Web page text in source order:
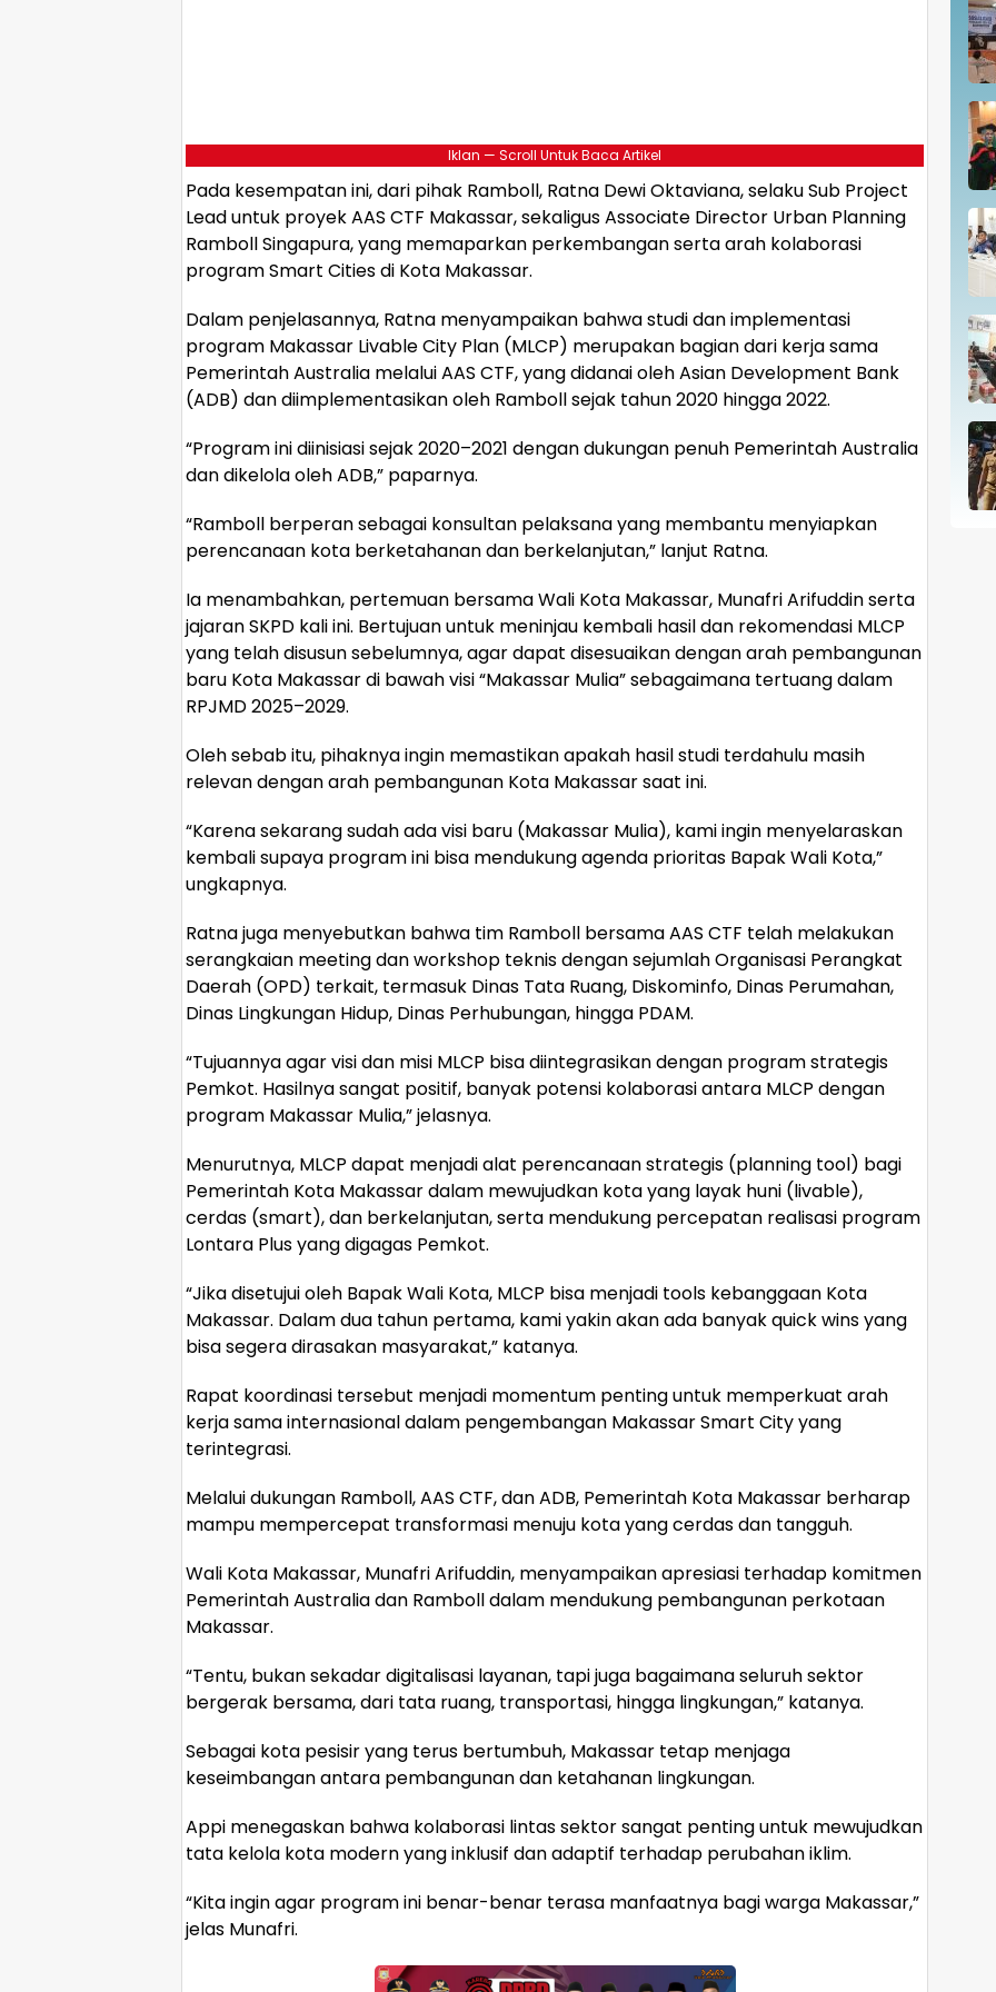
Iklan — Scroll Untuk Baca Artikel
Pada kesempatan ini, dari pihak Ramboll, Ratna Dewi Oktaviana, selaku Sub Project
Lead untuk proyek AAS CTF Makassar, sekaligus Associate Director Urban Planning
Ramboll Singapura, yang memaparkan perkembangan serta arah kolaborasi
program Smart Cities di Kota Makassar.
Dalam penjelasannya, Ratna menyampaikan bahwa studi dan implementasi
program Makassar Livable City Plan (MLCP) merupakan bagian dari kerja sama
Pemerintah Australia melalui AAS CTF, yang didanai oleh Asian Development Bank
(ADB) dan diimplementasikan oleh Ramboll sejak tahun 2020 hingga 2022.
“Program ini diinisiasi sejak 2020–2021 dengan dukungan penuh Pemerintah Australia
dan dikelola oleh ADB,” paparnya.
“Ramboll berperan sebagai konsultan pelaksana yang membantu menyiapkan
perencanaan kota berketahanan dan berkelanjutan,” lanjut Ratna.
Ia menambahkan, pertemuan bersama Wali Kota Makassar, Munafri Arifuddin serta
jajaran SKPD kali ini. Bertujuan untuk meninjau kembali hasil dan rekomendasi MLCP
yang telah disusun sebelumnya, agar dapat disesuaikan dengan arah pembangunan
baru Kota Makassar di bawah visi “Makassar Mulia” sebagaimana tertuang dalam
RPJMD 2025–2029.
Oleh sebab itu, pihaknya ingin memastikan apakah hasil studi terdahulu masih
relevan dengan arah pembangunan Kota Makassar saat ini.
“Karena sekarang sudah ada visi baru (Makassar Mulia), kami ingin menyelaraskan
kembali supaya program ini bisa mendukung agenda prioritas Bapak Wali Kota,”
ungkapnya.
Ratna juga menyebutkan bahwa tim Ramboll bersama AAS CTF telah melakukan
serangkaian meeting dan workshop teknis dengan sejumlah Organisasi Perangkat
Daerah (OPD) terkait, termasuk Dinas Tata Ruang, Diskominfo, Dinas Perumahan,
Dinas Lingkungan Hidup, Dinas Perhubungan, hingga PDAM.
“Tujuannya agar visi dan misi MLCP bisa diintegrasikan dengan program strategis
Pemkot. Hasilnya sangat positif, banyak potensi kolaborasi antara MLCP dengan
program Makassar Mulia,” jelasnya.
Menurutnya, MLCP dapat menjadi alat perencanaan strategis (planning tool) bagi
Pemerintah Kota Makassar dalam mewujudkan kota yang layak huni (livable),
cerdas (smart), dan berkelanjutan, serta mendukung percepatan realisasi program
Lontara Plus yang digagas Pemkot.
“Jika disetujui oleh Bapak Wali Kota, MLCP bisa menjadi tools kebanggaan Kota
Makassar. Dalam dua tahun pertama, kami yakin akan ada banyak quick wins yang
bisa segera dirasakan masyarakat,” katanya.
Rapat koordinasi tersebut menjadi momentum penting untuk memperkuat arah
kerja sama internasional dalam pengembangan Makassar Smart City yang
terintegrasi.
Melalui dukungan Ramboll, AAS CTF, dan ADB, Pemerintah Kota Makassar berharap
mampu mempercepat transformasi menuju kota yang cerdas dan tangguh.
Wali Kota Makassar, Munafri Arifuddin, menyampaikan apresiasi terhadap komitmen
Pemerintah Australia dan Ramboll dalam mendukung pembangunan perkotaan
Makassar.
“Tentu, bukan sekadar digitalisasi layanan, tapi juga bagaimana seluruh sektor
bergerak bersama, dari tata ruang, transportasi, hingga lingkungan,” katanya.
Sebagai kota pesisir yang terus bertumbuh, Makassar tetap menjaga
keseimbangan antara pembangunan dan ketahanan lingkungan.
Appi menegaskan bahwa kolaborasi lintas sektor sangat penting untuk mewujudkan
tata kelola kota modern yang inklusif dan adaptif terhadap perubahan iklim.
“Kita ingin agar program ini benar-benar terasa manfaatnya bagi warga Makassar,”
jelas Munafri.